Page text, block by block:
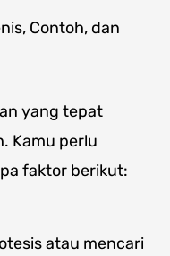
yang tepat
Kamu perlu
faktor berikut:
atau mencari